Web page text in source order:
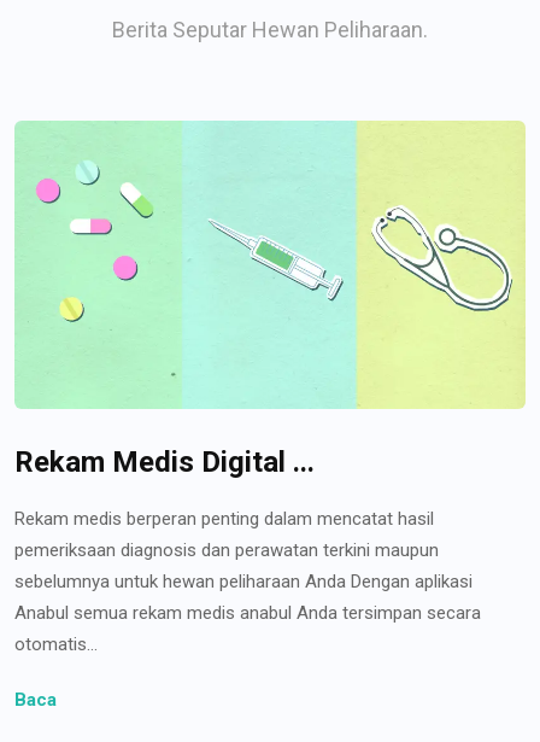
Berita Seputar Hewan Peliharaan.
Rekam Medis Digital ...
Rekam medis berperan penting dalam mencatat hasil
pemeriksaan diagnosis dan perawatan terkini maupun
sebelumnya untuk hewan peliharaan Anda Dengan aplikasi
Anabul semua rekam medis anabul Anda tersimpan secara
otomatis...
Baca